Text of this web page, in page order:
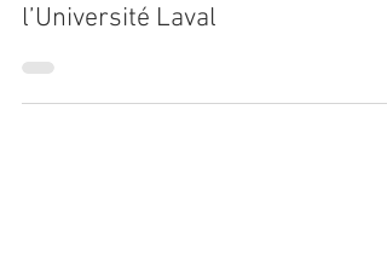
finissant.es au baccalauréat en
arts visuels et médiatiques de